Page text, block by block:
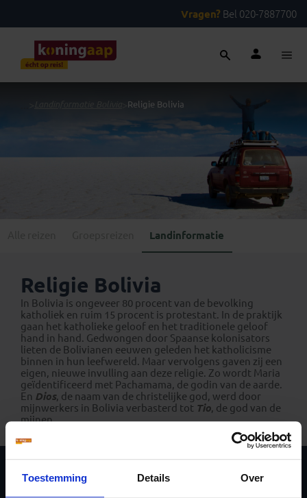
Toestemming Details Over
Vragen? Bel 020-7887700
Religie Bolivia
Landinformatie
Religie Bolivia
In Bolivia is ongeveer 80 procent van de bevolking
katholiek en ruim 15 procent is protestant. In de praktijk
gaan het katholieke geloof en het traditionele geloof
hand in hand. Gedwongen door Spaanse kolonisators
lieten de Bolivianen eeuwen geleden het katholicisme
binnen in hun leefwereld. Maar vervolgens gaven zij een
eigen, nieuwe invulling aan deze religie. Zo wordt Maria
geïdentificeerd met Pachamama, de godin van de aarde.
En Dios, de naam van de christelijke god, werd door
mijnwerkers in Bolivia verbasterd tot Tio, de god van de
mijnen.
Schrijf je in voor de